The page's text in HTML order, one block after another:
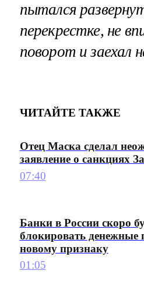
пытался
перекрестке, не
поворот и заехал
ЧИТАЙТЕ ТАКЖЕ
Отец Маска сделал
заявление о санкциях
07:40
Банки в России скоро
блокировать денежные
новому признаку
01:05